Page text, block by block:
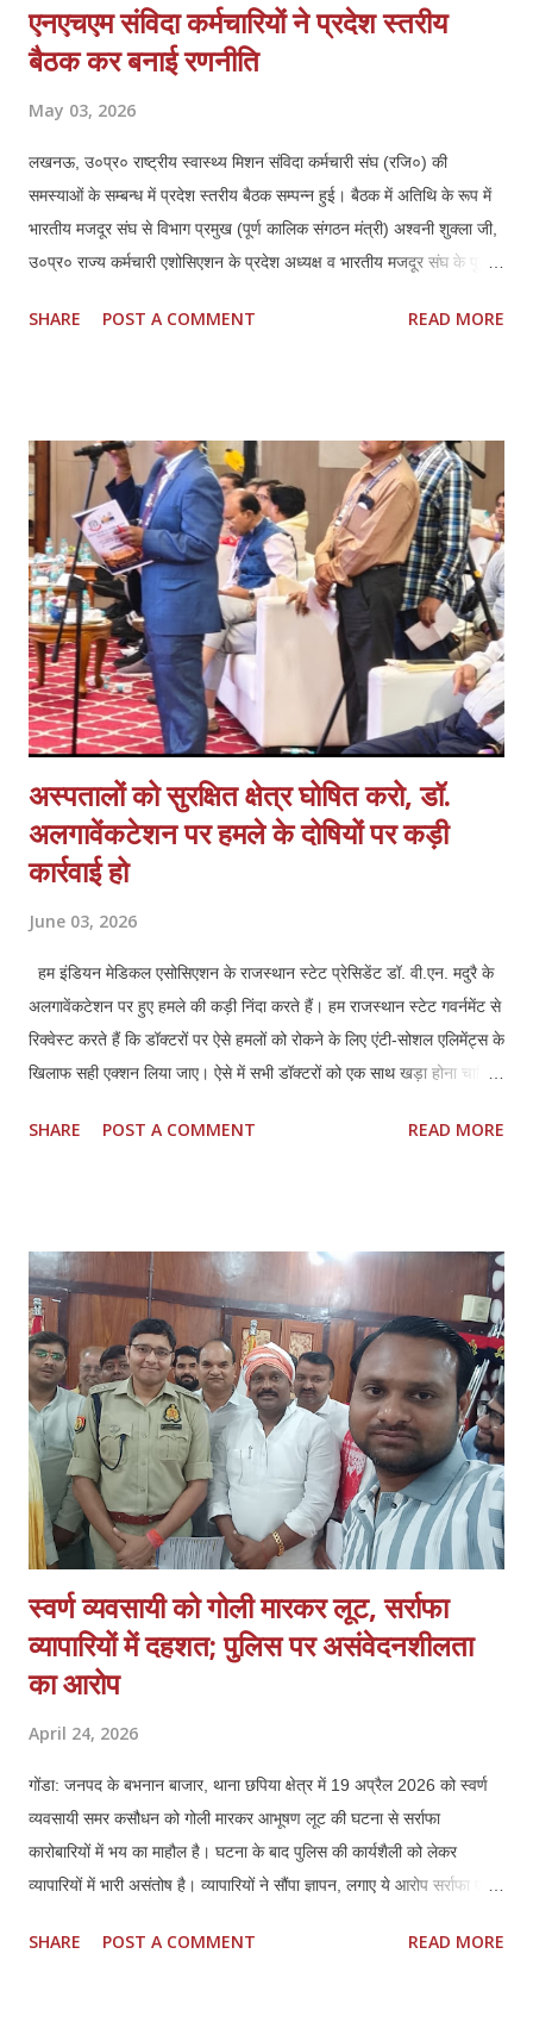
एनएचएम संविदा कर्मचारियों ने प्रदेश स्तरीय
बैठक कर बनाई रणनीति
May 03, 2026
लखनऊ, उ०प्र० राष्ट्रीय स्वास्थ्य मिशन संविदा कर्मचारी संघ (रजि०) की
समस्याओं के सम्बन्ध में प्रदेश स्तरीय बैठक सम्पन्न हुई। बैठक में अतिथि के रूप में
भारतीय मजदूर संघ से विभाग प्रमुख (पूर्ण कालिक संगठन मंत्री) अश्वनी शुक्ला जी,
उ०प्र० राज्य कर्मचारी एशोसिएशन के प्रदेश अध्यक्ष व भारतीय मजदूर संघ के पूर्व
दीक्षित जी की गरिमामयी उपस्थिति रही। बैठक की अध्यक्षता कर रहे एनएचएम संघ के
स्वास्थ्य मिशन के अन्तर्गत कार्यस्त संविदा कर्मचारियों की गम्भीर समस्याओं का
प्रकाश डालते हुये आगामी समय में कर्मचारियों की मुख्य मांगों में नियमितीकरण/समान
कार्य समान वेतन, वेतन बढ़ोत्तरी, जॉब सुरक्षा एवं कैशलेस चिकित्सा सुविधा अथवा
स्वास्थ्य बीमा शामिल हैं एवं इसके साथ ही कर्मचारियों के मानदेय भुगतान में आ रही
समस्याओं क...
SHARE POST A COMMENT READ MORE
अस्पतालों को सुरक्षित क्षेत्र घोषित करो, डॉ.
अलगावेंकटेशन पर हमले के दोषियों पर कड़ी
कार्रवाई हो
June 03, 2026
हम इंडियन मेडिकल एसोसिएशन के राजस्थान स्टेट प्रेसिडेंट डॉ. वी.एन. मदुरै के
अलगावेंकटेशन पर हुए हमले की कड़ी निंदा करते हैं। हम राजस्थान स्टेट गवर्नमेंट से
रिक्वेस्ट करते हैं कि डॉक्टरों पर ऐसे हमलों को रोकने के लिए एंटी-सोशल एलिमेंट्स के
खिलाफ सही एक्शन लिया जाए। ऐसे में सभी डॉक्टरों को एक साथ खड़ा होना चाहिए
तरह राजस्थान में भी डॉक्टर्स एंड हॉस्पिटल प्रोटेक्शन एक्ट (TN HPA 48/2008)
घोषित किया जाना चाहिए। सभी अस्पतालों में CCTV कैमरे लगाए जाने चाहिए और
उन्हें पूरी तरह से सुरक्षित रखा जाना चाहिए। सीनियर पुलिस अधिकारियों को यह
पक्का करना चाहिए कि पुलिस पेट्रोलिंग गाड़ियां अस्पताल के इलाकों में अक्सर
पेट्रोलिंग करें।
SHARE POST A COMMENT READ MORE
स्वर्ण व्यवसायी को गोली मारकर लूट, सर्राफा
व्यापारियों में दहशत; पुलिस पर असंवेदनशीलता
का आरोप
April 24, 2026
गोंडा: जनपद के बभनान बाजार, थाना छपिया क्षेत्र में 19 अप्रैल 2026 को स्वर्ण
व्यवसायी समर कसौधन को गोली मारकर आभूषण लूट की घटना से सर्राफा
कारोबारियों में भय का माहौल है। घटना के बाद पुलिस की कार्यशैली को लेकर
व्यापारियों में भारी असंतोष है। व्यापारियों ने सौंपा ज्ञापन, लगाए ये आरोप सर्राफा एवं
खुद बयान दिया है, जिसका वीडियो भी मौजूद है। इसके बावजूद पुलिस ने उनके भाई
SHARE POST A COMMENT READ MORE